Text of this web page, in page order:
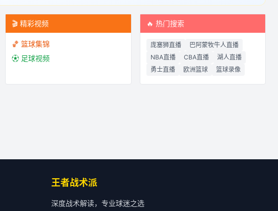
🎬 精彩视频
🏀 篮球集锦
⚽ 足球视频
🔥 热门搜索
庞塞狮直播
巴阿蒙牧牛人直播
NBA直播
CBA直播
湖人直播
勇士直播
欧洲篮球 篮球录像
王者战术派
深度战术解读，专业球迷之选